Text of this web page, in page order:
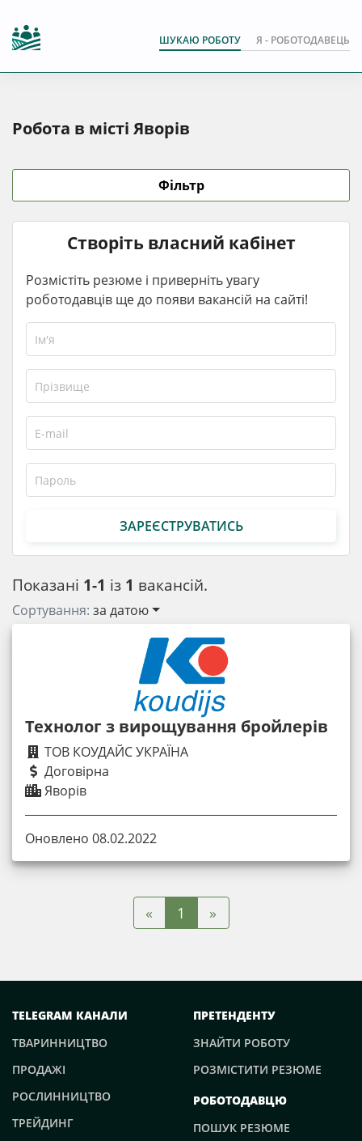
ШУКАЮ РОБОТУ Я - РОБОТОДАВЕЦЬ
Робота в місті Яворів
Показані 1-1 із 1 вакансій.
Сортування: за датою
Технолог з вирощування бройлерів
ТОВ КОУДАЙС УКРАЇНА
Договірна
Яворів
Оновлено 08.02.2022
« 1 »
Фільтр
Створіть власний кабінет
Розмістіть резюме і приверніть увагу
роботодавців ще до появи вакансій на сайті!
ЗАРЕЄСТРУВАТИСЬ
TELEGRAM КАНАЛИ
ТВАРИННИЦТВО
ПРОДАЖІ
РОСЛИННИЦТВО
ТРЕЙДИНГ
ПРЕТЕНДЕНТУ
ЗНАЙТИ РОБОТУ
РОЗМІСТИТИ РЕЗЮМЕ
РОБОТОДАВЦЮ
ПОШУК РЕЗЮМЕ